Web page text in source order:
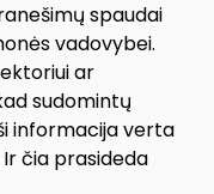
spaudai
vadovybei.
ar
sudomintų
informacija verta
čia prasideda